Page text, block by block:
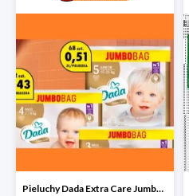
Pieluchy Dada Extra Care Jumbo Bag w super cenie